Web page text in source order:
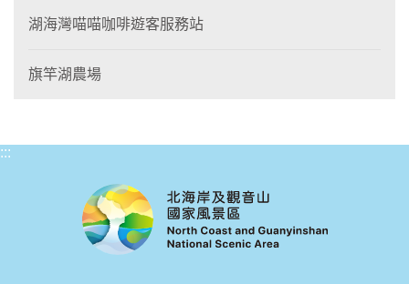
湖海灣喵喵咖啡遊客服務站
旗竿湖農場
:::